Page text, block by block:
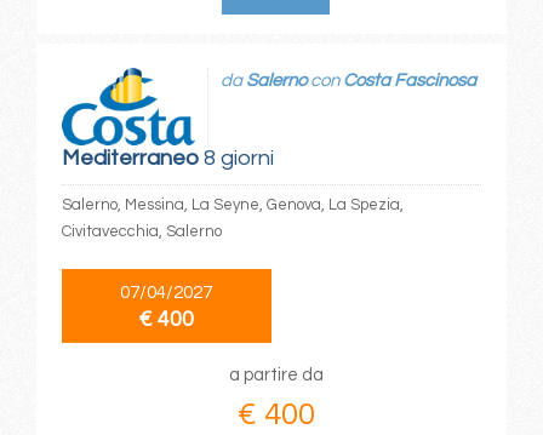
Mediterraneo8 giorni
da Salernocon Costa Fascinosa
Salerno, Messina, La Seyne, Genova, La Spezia,
Civitavecchia, Salerno
07/04/2027
€ 400
a partire da
€ 400